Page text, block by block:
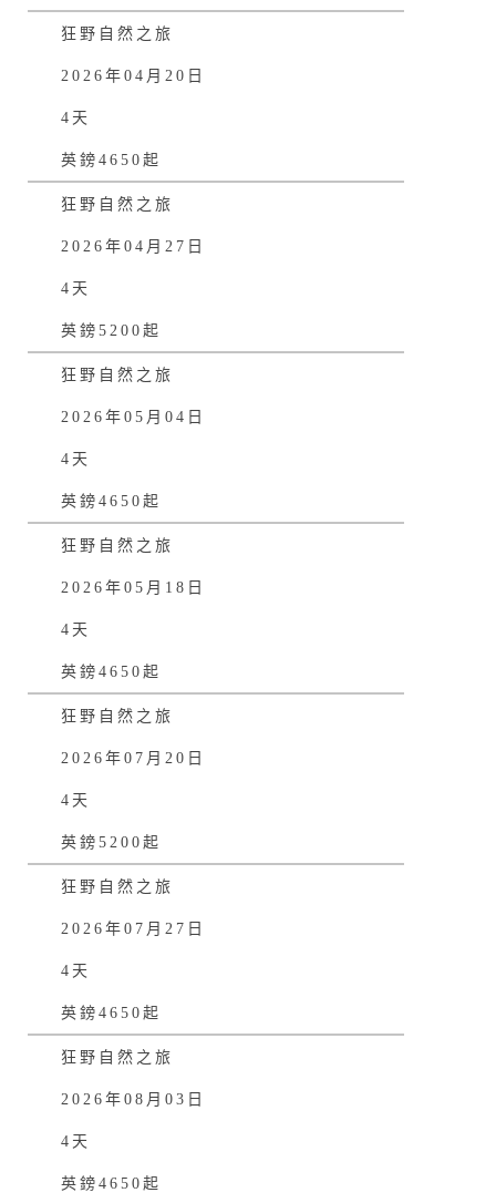
狂野自然之旅
2026年04月20日
4天
英鎊4650起
狂野自然之旅
2026年04月27日
4天
英鎊5200起
狂野自然之旅
2026年05月04日
4天
英鎊4650起
狂野自然之旅
2026年05月18日
4天
英鎊4650起
狂野自然之旅
2026年07月20日
4天
英鎊5200起
狂野自然之旅
2026年07月27日
4天
英鎊4650起
狂野自然之旅
2026年08月03日
4天
英鎊4650起